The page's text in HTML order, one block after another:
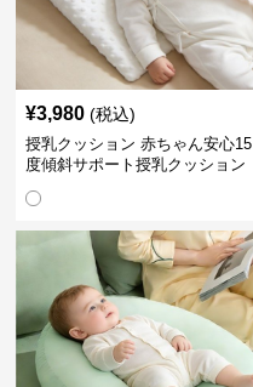
¥3,980 (税込)
授乳クッション 赤ちゃん安心15
度傾斜サポート授乳クッション